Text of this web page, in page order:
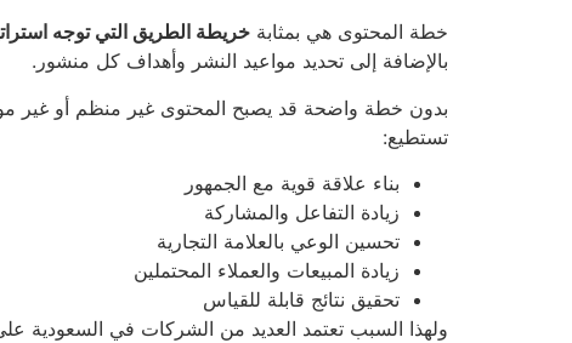
خطة المحتوى هي بمثابة خريطة الطريق التي توجه
بالإضافة إلى تحديد مواعيد النشر وأهداف كل منشور.
بدون خطة واضحة قد يصبح المحتوى غير منظم أو غير
تستطيع:
بناء علاقة قوية مع الجمهور
زيادة التفاعل والمشاركة
تحسين الوعي بالعلامة التجارية
زيادة المبيعات والعملاء المحتملين
تحقيق نتائج قابلة للقياس
ولهذا السبب تعتمد العديد من الشركات في السعودية